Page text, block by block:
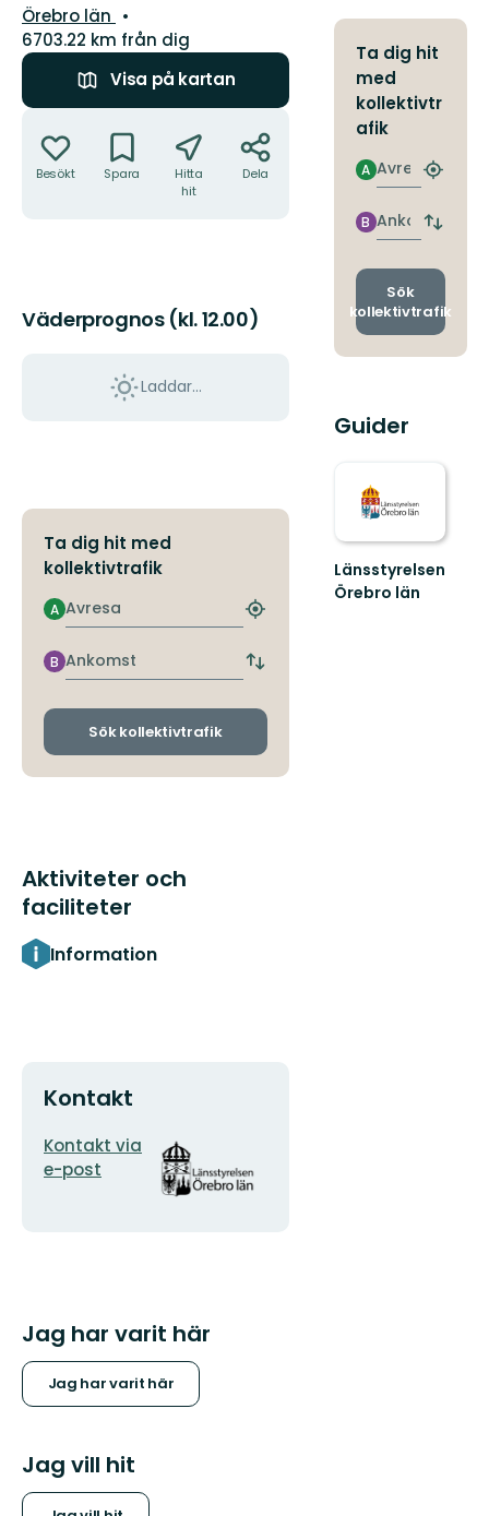
Län:
Örebro län
6703.22 km från dig
Visa på kartan
Besökt Spara
Hitta
hit
Dela
Väderprognos (kl. 12.00)
Laddar...
Ta dig hit med
kollektivtrafik
Avresa
A
Hitta
hållplats
Ankomst
B
Byt
och
Sök kollektivtrafik
Aktiviteter och
faciliteter
Information
Kontakt
E-
postadress
Kontakt via
e-post
Organisationens
logotyp
Jag har varit här
Jag har varit här
Jag vill hit
Ta dig hit
med
kollektivtr
afik
Avresa
A
Hitta
Ankomst
B
Byt
och
Sök
kollektivtrafik
Guider
Länsstyrelsen
Örebro län